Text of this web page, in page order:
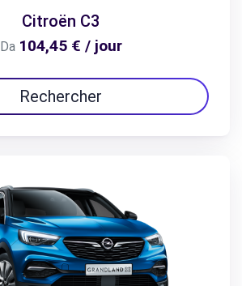
Citroën C3
Da 104,45 € / jour
Rechercher